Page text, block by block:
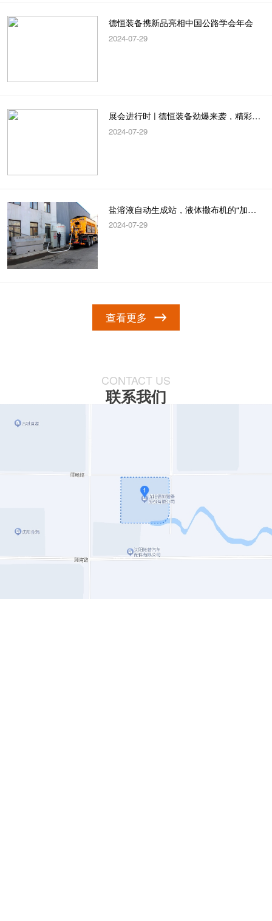
德恒装备携新品亮相中国公路学会年会
2024-07-29
展会进行时 | 德恒装备劲爆来袭，精彩不容错过！
2024-07-29
盐溶液自动生成站，液体撒布机的“加油站”
2024-07-29
查看更多
CONTACT US
联系我们